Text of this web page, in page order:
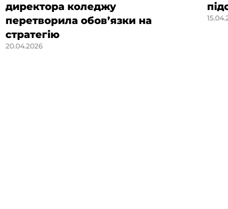
директора коледжу
перетворила обов’язки на
стратегію
20.04.2026